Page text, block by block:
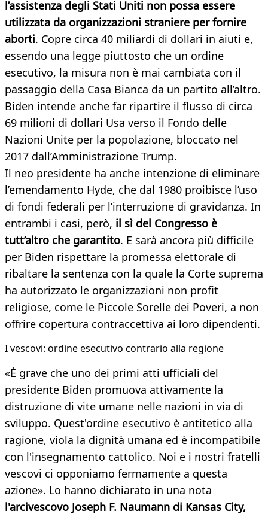
l’assistenza degli Stati Uniti non possa essere
utilizzata da organizzazioni straniere per fornire
aborti. Copre circa 40 miliardi di dollari in aiuti e,
essendo una legge piuttosto che un ordine
esecutivo, la misura non è mai cambiata con il
passaggio della Casa Bianca da un partito all’altro.
Biden intende anche far ripartire il flusso di circa
69 milioni di dollari Usa verso il Fondo delle
Nazioni Unite per la popolazione, bloccato nel
2017 dall’Amministrazione Trump.
Il neo presidente ha anche intenzione di eliminare
l’emendamento Hyde, che dal 1980 proibisce l’uso
di fondi federali per l’interruzione di gravidanza. In
entrambi i casi, però, il sì del Congresso è
tutt’altro che garantito. E sarà ancora più difficile
per Biden rispettare la promessa elettorale di
ribaltare la sentenza con la quale la Corte suprema
ha autorizzato le organizzazioni non profit
religiose, come le Piccole Sorelle dei Poveri, a non
offrire copertura contraccettiva ai loro dipendenti.
I vescovi: ordine esecutivo contrario alla regione
«È grave che uno dei primi atti ufficiali del
presidente Biden promuova attivamente la
distruzione di vite umane nelle nazioni in via di
sviluppo. Quest'ordine esecutivo è antitetico alla
ragione, viola la dignità umana ed è incompatibile
con l'insegnamento cattolico. Noi e i nostri fratelli
vescovi ci opponiamo fermamente a questa
azione». Lo hanno dichiarato in una nota
l'arcivescovo Joseph F. Naumann di Kansas City,